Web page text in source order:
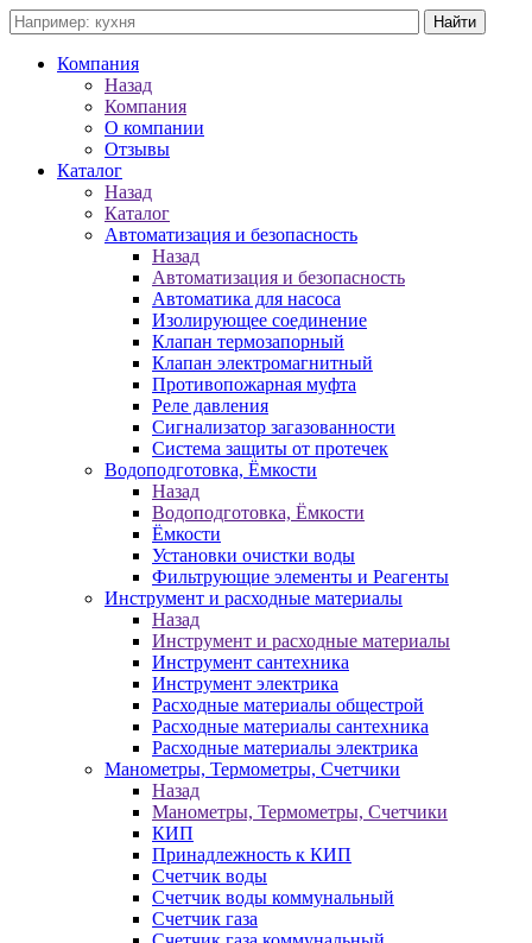
Компания
Назад
Компания
О компании
Отзывы
Каталог
Назад
Каталог
Автоматизация и безопасность
Назад
Автоматизация и безопасность
Автоматика для насоса
Изолирующее соединение
Клапан термозапорный
Клапан электромагнитный
Противопожарная муфта
Реле давления
Сигнализатор загазованности
Система защиты от протечек
Водоподготовка, Ёмкости
Назад
Водоподготовка, Ёмкости
Ёмкости
Установки очистки воды
Фильтрующие элементы и Реагенты
Инструмент и расходные материалы
Назад
Инструмент и расходные материалы
Инструмент сантехника
Инструмент электрика
Расходные материалы общестрой
Расходные материалы сантехника
Расходные материалы электрика
Манометры, Термометры, Счетчики
Назад
Манометры, Термометры, Счетчики
КИП
Принадлежность к КИП
Счетчик воды
Счетчик воды коммунальный
Счетчик газа